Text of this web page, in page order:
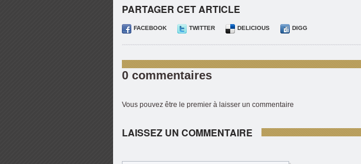
PARTAGER CET ARTICLE
FACEBOOK TWITTER DELICIOUS DIGG
0 commentaires
Vous pouvez être le premier à laisser un commentaire
LAISSEZ UN COMMENTAIRE